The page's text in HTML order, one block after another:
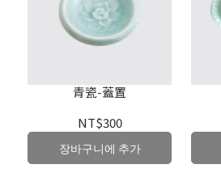
青瓷-蓋置
NT$300
장바구니에 추가